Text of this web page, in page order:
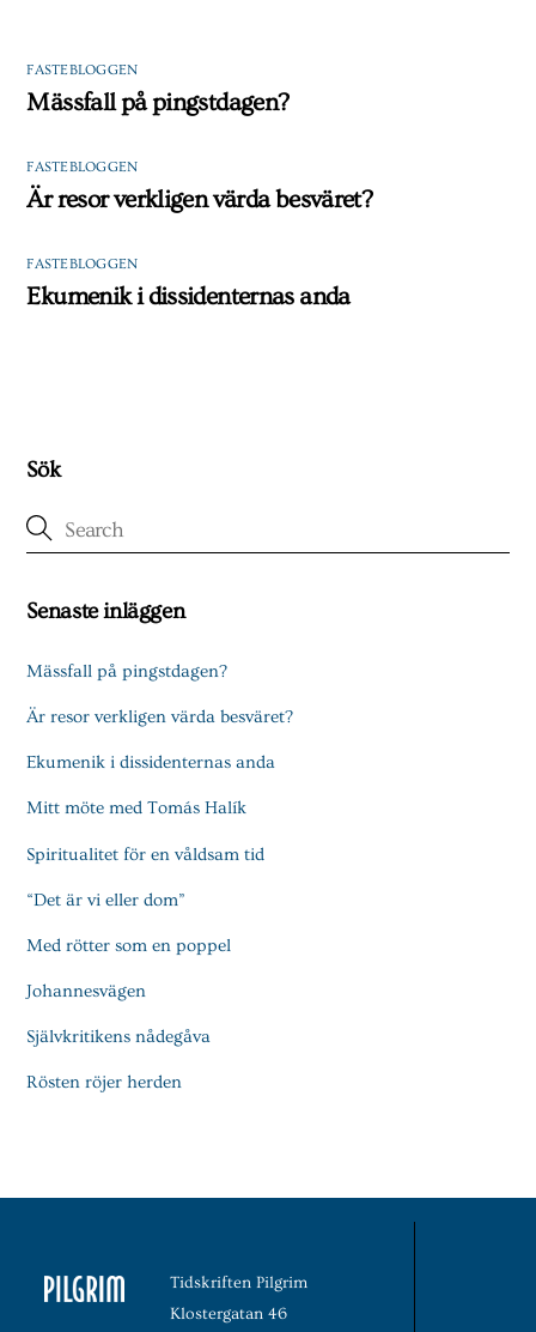
FASTEBLOGGEN
Mässfall på pingstdagen?
FASTEBLOGGEN
Är resor verkligen värda besväret?
FASTEBLOGGEN
Ekumenik i dissidenternas anda
Sök
Senaste inläggen
Mässfall på pingstdagen?
Är resor verkligen värda besväret?
Ekumenik i dissidenternas anda
Mitt möte med Tomás Halík
Spiritualitet för en våldsam tid
“Det är vi eller dom”
Med rötter som en poppel
Johannesvägen
Självkritikens nådegåva
Rösten röjer herden
Tidskriften Pilgrim
Klostergatan 46